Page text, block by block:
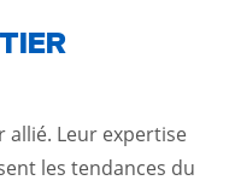
Leur expertise
les tendances du